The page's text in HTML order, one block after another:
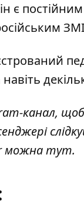
є
канал,
можнатут.